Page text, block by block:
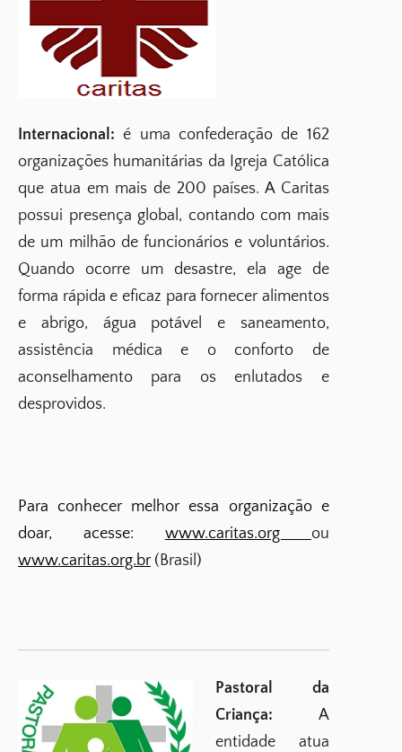
Internacional: é uma confederação de 162
organizações humanitárias da Igreja Católica
que atua em mais de 200 países. A Caritas
possui presença global, contando com mais
de um milhão de funcionários e voluntários.
Quando ocorre um desastre, ela age de
forma rápida e eficaz para fornecer alimentos
e abrigo, água potável e saneamento,
assistência médica e o conforto de
aconselhamento para os enlutados e
desprovidos.
Para conhecer melhor essa organização e
doar, acesse:
www.caritas.org ou
www.caritas.org.br(Brasil)
Pastoral da
Criança: A
entidade atua